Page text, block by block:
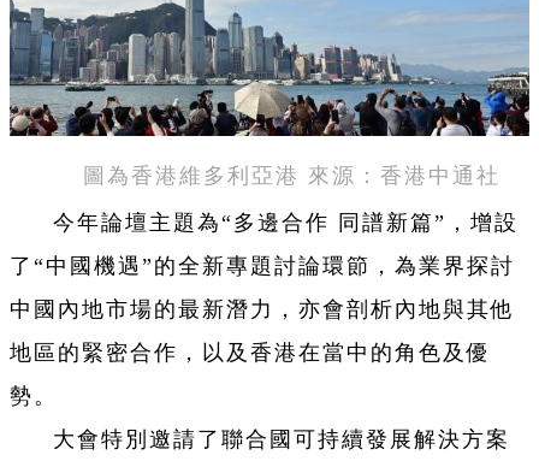
圖為香港維多利亞港 來源：香港中通社
今年論壇主題為“多邊合作 同譜新篇”，增設
了“中國機遇”的全新專題討論環節，為業界探討
中國內地市場的最新潛力，亦會剖析內地與其他
地區的緊密合作，以及香港在當中的角色及優
勢。
大會特別邀請了聯合國可持續發展解決方案